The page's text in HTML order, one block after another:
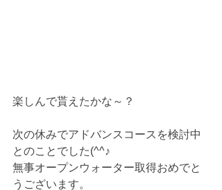
楽しんで貰えたかな～？
次の休みでアドバンスコースを検討中
とのことでした(^^♪
無事オープンウォーター取得おめでと
うございます。